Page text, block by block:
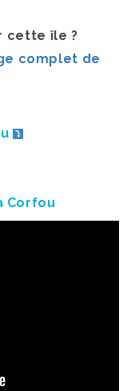
cette île ?
complet de
Corfou